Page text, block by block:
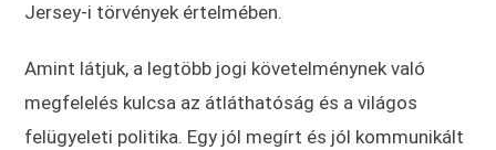
Jersey-i törvények értelmében.
Amint látjuk, a legtöbb jogi követelménynek való
megfelelés kulcsa az átláthatóság és a világos
felügyeleti politika. Egy jól megírt és jól kommunikált